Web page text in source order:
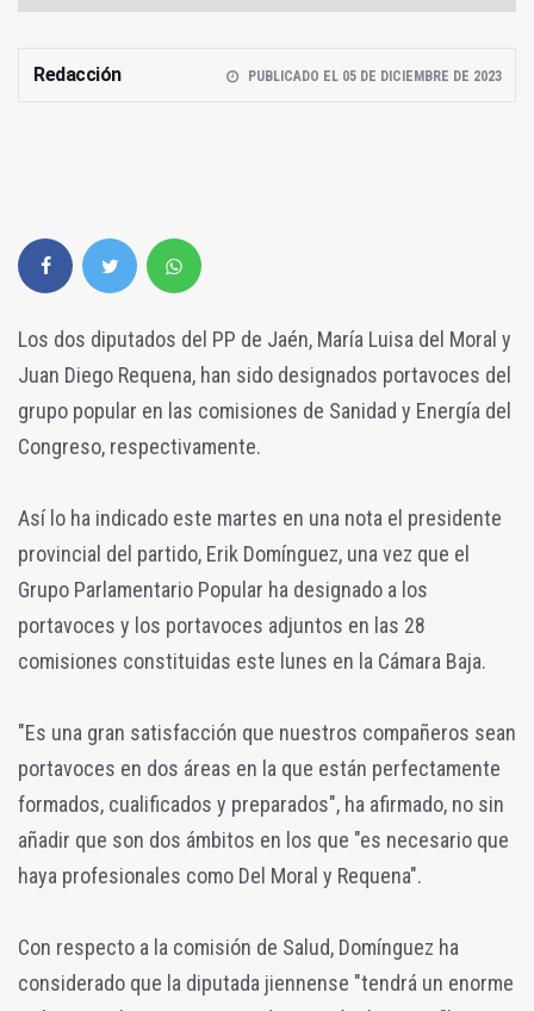
Redacción PUBLICADO EL 05 DE DICIEMBRE DE 2023
Los dos diputados del PP de Jaén, María Luisa del Moral y
Juan Diego Requena, han sido designados portavoces del
grupo popular en las comisiones de Sanidad y Energía del
Congreso, respectivamente.
Así lo ha indicado este martes en una nota el presidente
provincial del partido, Erik Domínguez, una vez que el
Grupo Parlamentario Popular ha designado a los
portavoces y los portavoces adjuntos en las 28
comisiones constituidas este lunes en la Cámara Baja.
"Es una gran satisfacción que nuestros compañeros sean
portavoces en dos áreas en la que están perfectamente
formados, cualificados y preparados", ha afirmado, no sin
añadir que son dos ámbitos en los que "es necesario que
haya profesionales como Del Moral y Requena".
Con respecto a la comisión de Salud, Domínguez ha
considerado que la diputada jiennense "tendrá un enorme